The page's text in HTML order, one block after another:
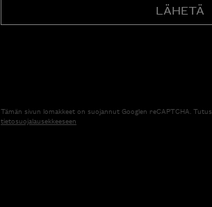
Tämän sivun lomakkeet on suojannut Googlen reCAPTCHA.
tietosuojalausekkeeseen